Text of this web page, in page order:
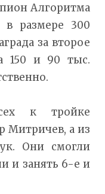
Алгоритма
размере 300
за второе
150 и 90 тыс.
к тройке
Митричев, а из
Они смогли
и занять 6-е и